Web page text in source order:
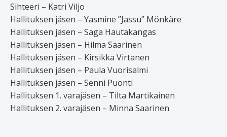
Sihteeri – Katri Viljo
Hallituksen jäsen – Yasmine ”Jassu” Mönkäre
Hallituksen jäsen – Saga Hautakangas
Hallituksen jäsen – Hilma Saarinen
Hallituksen jäsen – Kirsikka Virtanen
Hallituksen jäsen – Paula Vuorisalmi
Hallituksen jäsen – Senni Puonti
Hallituksen 1. varajäsen – Tilta Martikainen
Hallituksen 2. varajäsen – Minna Saarinen